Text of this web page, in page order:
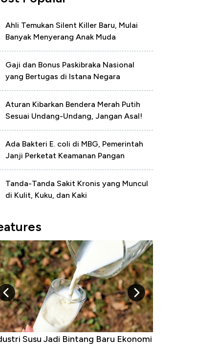
Ahli Temukan Silent Killer Baru, Mulai
Banyak Menyerang Anak Muda
Gaji dan Bonus Paskibraka Nasional
yang Bertugas di Istana Negara
Aturan Kibarkan Bendera Merah Putih
Sesuai Undang-Undang, Jangan Asal!
Ada Bakteri E. coli di MBG, Pemerintah
Janji Perketat Keamanan Pangan
Tanda-Tanda Sakit Kronis yang Muncul
di Kulit, Kuku, dan Kaki
Susu Jadi Bintang Baru Ekonomi5 Raja Ekonomi